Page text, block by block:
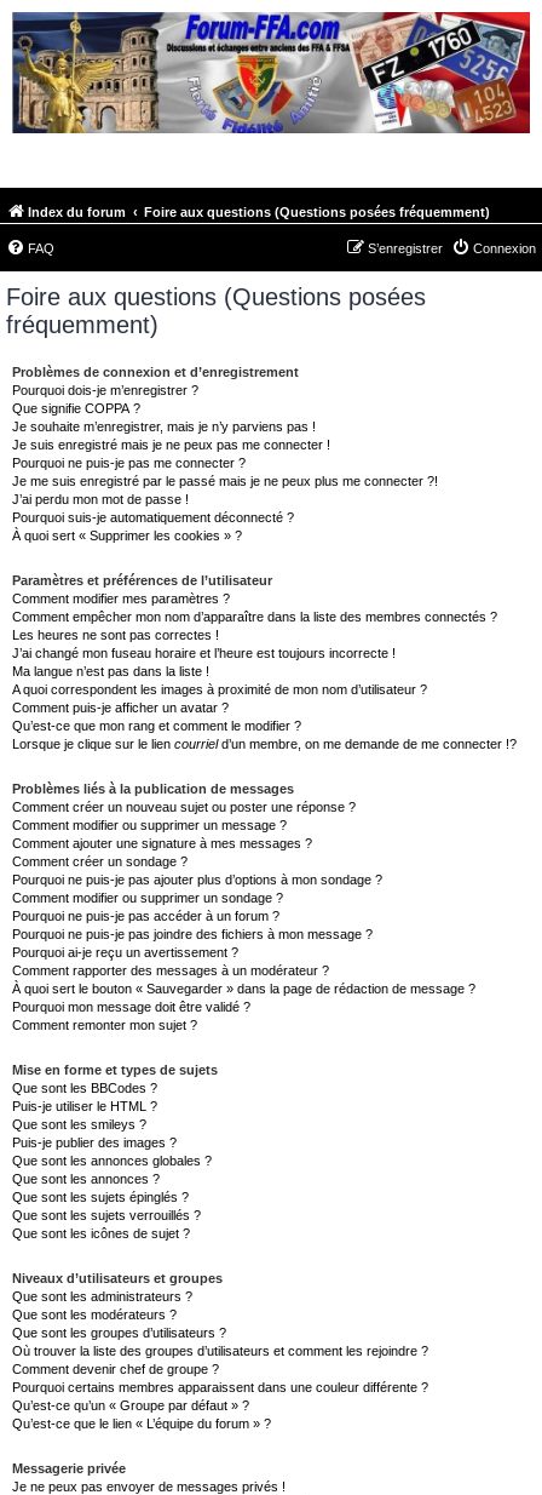
Index du forum Foire aux questions (Questions posées fréquemment)
FAQ Connexion
S’enregistrer
Foire aux questions (Questions posées
fréquemment)
Problèmes de connexion et d’enregistrement
Pourquoi dois-je m’enregistrer ?
Que signifie COPPA ?
Je souhaite m’enregistrer, mais je n’y parviens pas !
Je suis enregistré mais je ne peux pas me connecter !
Pourquoi ne puis-je pas me connecter ?
Je me suis enregistré par le passé mais je ne peux plus me connecter ?!
J’ai perdu mon mot de passe !
Pourquoi suis-je automatiquement déconnecté ?
À quoi sert « Supprimer les cookies » ?
Paramètres et préférences de l’utilisateur
Comment modifier mes paramètres ?
Comment empêcher mon nom d’apparaître dans la liste des membres connectés ?
Les heures ne sont pas correctes !
J’ai changé mon fuseau horaire et l’heure est toujours incorrecte !
Ma langue n’est pas dans la liste !
A quoi correspondent les images à proximité de mon nom d’utilisateur ?
Comment puis-je afficher un avatar ?
Qu’est-ce que mon rang et comment le modifier ?
Lorsque je clique sur le lien courrield’un membre, on me demande de me connecter !?
Problèmes liés à la publication de messages
Comment créer un nouveau sujet ou poster une réponse ?
Comment modifier ou supprimer un message ?
Comment ajouter une signature à mes messages ?
Comment créer un sondage ?
Pourquoi ne puis-je pas ajouter plus d’options à mon sondage ?
Comment modifier ou supprimer un sondage ?
Pourquoi ne puis-je pas accéder à un forum ?
Pourquoi ne puis-je pas joindre des fichiers à mon message ?
Pourquoi ai-je reçu un avertissement ?
Comment rapporter des messages à un modérateur ?
À quoi sert le bouton « Sauvegarder » dans la page de rédaction de message ?
Pourquoi mon message doit être validé ?
Comment remonter mon sujet ?
Mise en forme et types de sujets
Que sont les BBCodes ?
Puis-je utiliser le HTML ?
Que sont les smileys ?
Puis-je publier des images ?
Que sont les annonces globales ?
Que sont les annonces ?
Que sont les sujets épinglés ?
Que sont les sujets verrouillés ?
Que sont les icônes de sujet ?
Niveaux d’utilisateurs et groupes
Que sont les administrateurs ?
Que sont les modérateurs ?
Que sont les groupes d’utilisateurs ?
Où trouver la liste des groupes d’utilisateurs et comment les rejoindre ?
Comment devenir chef de groupe ?
Pourquoi certains membres apparaissent dans une couleur différente ?
Qu’est-ce qu’un « Groupe par défaut » ?
Qu’est-ce que le lien « L’équipe du forum » ?
Messagerie privée
Je ne peux pas envoyer de messages privés !